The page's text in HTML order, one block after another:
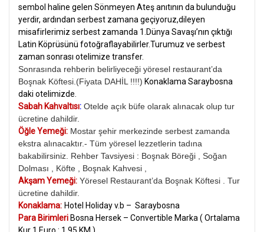
sembol haline gelen Sönmeyen Ateş anıtının da bulunduğu
yerdir, ardından serbest zamana geçiyoruz,dileyen
misafirlerimiz serbest zamanda 1.Dünya Savaşı’nın çıktığı
Latin Köprüsünü fotoğraflayabilirler.Turumuz ve serbest
zaman sonrası otelimize transfer.
Sonrasında rehberin belirliyeceği yöresel restaurant’da
Boşnak Köftesi.(Fiyata DAHİL !!!!) Konaklama Saraybosna
daki otelimizde.
Sabah Kahvaltısı: Otelde açık büfe olarak alınacak olup tur
ücretine dahildir.
Öğle Yemeği: Mostar şehir merkezinde serbest zamanda
ekstra alınacaktır.- Tüm yöresel lezzetlerin tadına
bakabilirsiniz. Rehber Tavsiyesi : Boşnak Böreği , Soğan
Dolması , Köfte , Boşnak Kahvesi ,
Akşam Yemeği: Yöresel Restaurant’da Boşnak Köftesi . Tur
ücretine dahildir.
Konaklama: Hotel Holiday v.b – Saraybosna
Para Birimleri Bosna Hersek – Convertible Marka ( Ortalama